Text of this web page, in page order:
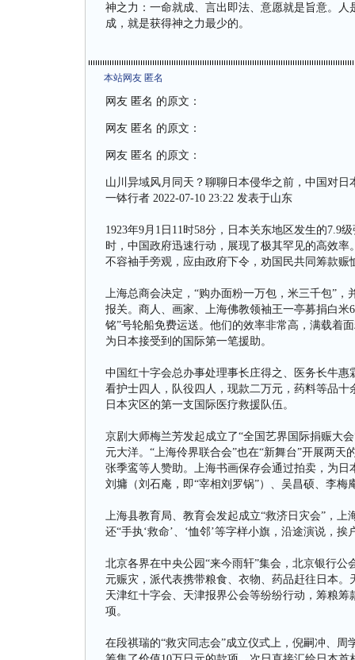
神之力：一命就成、言出即法、意愿就是旨意。
成，就是获得神之力最少的。
本站网友 匿名
网友 匿名 的原文：
网友 匿名 的原文：
网友 匿名 的原文：
山川异域风月同天？聊聊日本侵华之前，中国对日
一钵行者 2022-07-10 23:22 发表于山东
1923年9月1日11时58分，日本关东地区发生的7.9
时，中国政府迅速行动，展现了极其罕见的高效
不容袖手旁观，应由政府下令，劝国民共同筹款赈
上海总商会决定，“购办面粉一万包，米三千包”
报关。商人、画家、上海佛教领袖王一亭募捐白米
铭”号轮船免费运送。他们的效率非常高，满载着
为日本接受到的国际第一笔援助。
中国红十字会总办事处理事长庄得之、医务长牛
看护士四人，队役四人，现款二万元，药料等品
日本灾区的第一支国际医疗救援队伍。
京剧大师梅兰芳发起成立了“全国艺界国际捐赈大
元大洋。“上海伶界联合会”也在“新舞台”开展两
张季鸾等人赞助。上海书画保存会通过拍卖，为
刘墉（刘石庵，即“宰相刘罗锅”）、吴昌硕、李梅
上海县教育局、教育会发起成立“救济日灾会”，
还“手执‘救命’、‘恤邻’等字样小旗，沿途演说，
北京各界在中央公园“来今雨轩”集会，北京银行
元赈灾，派代表携带粮食、衣物、药品赶往日本
天津红十字会、天津报界公会等纷纷行动，筹粮
项。
在段祺瑞的“救灾同志会”成立仪式上，倪嗣冲、